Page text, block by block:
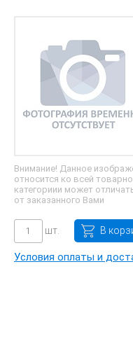
Внимание! Данное
относится ко всей
категориии может
от заказанного Вами
шт. В
Условия оплаты и